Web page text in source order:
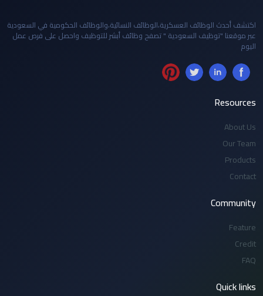
اكتشف أحدث الوظائف العسكرية،الوظائف النسائية،والوظائف الحكومية في السعودية
عبر موقعنا "توظيف السعودية " تصفح وظائف أبشر للتوظيف واحصل على فرص عمل
اليوم
Resources
About Us
Our Team
Products
Contact
Community
Feature
Credit
FAQ
Quick links